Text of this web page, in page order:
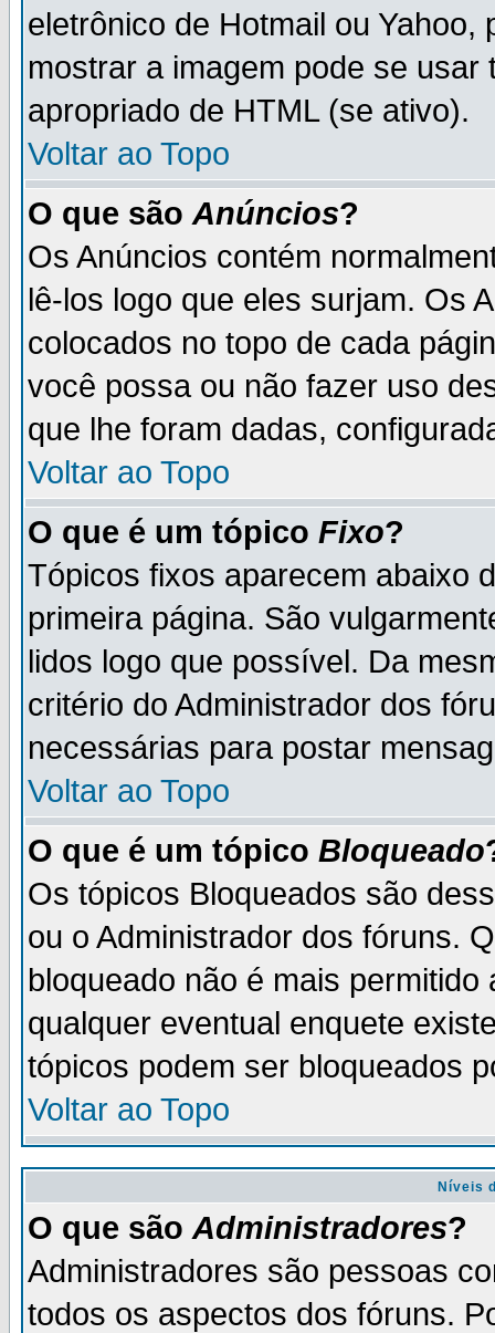
eletrônico de Hotmail ou
mostrar a imagem pode se
apropriado de HTML (se ativo).
Voltar ao Topo
O que são Anúncios?
Os Anúncios contém
lê-los logo que eles surjam. Os
colocados no topo de cada
você possa ou não fazer uso
que lhe foram dadas,
Voltar ao Topo
O que é um tópico Fixo?
Tópicos fixos aparecem abaixo
primeira página. São
lidos logo que possível. Da
critério do Administrador dos
necessárias para postar
Voltar ao Topo
O que é um tópico Bloqueado
Os tópicos Bloqueados são
ou o Administrador dos fóruns.
bloqueado não é mais
qualquer eventual enquete
tópicos podem ser bloqueados
Voltar ao Topo
Níveis
O que são Administradores?
Administradores são pessoas
todos os aspectos dos fóruns.